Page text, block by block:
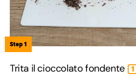
Step 1
Trita il cioccolato fondente 1